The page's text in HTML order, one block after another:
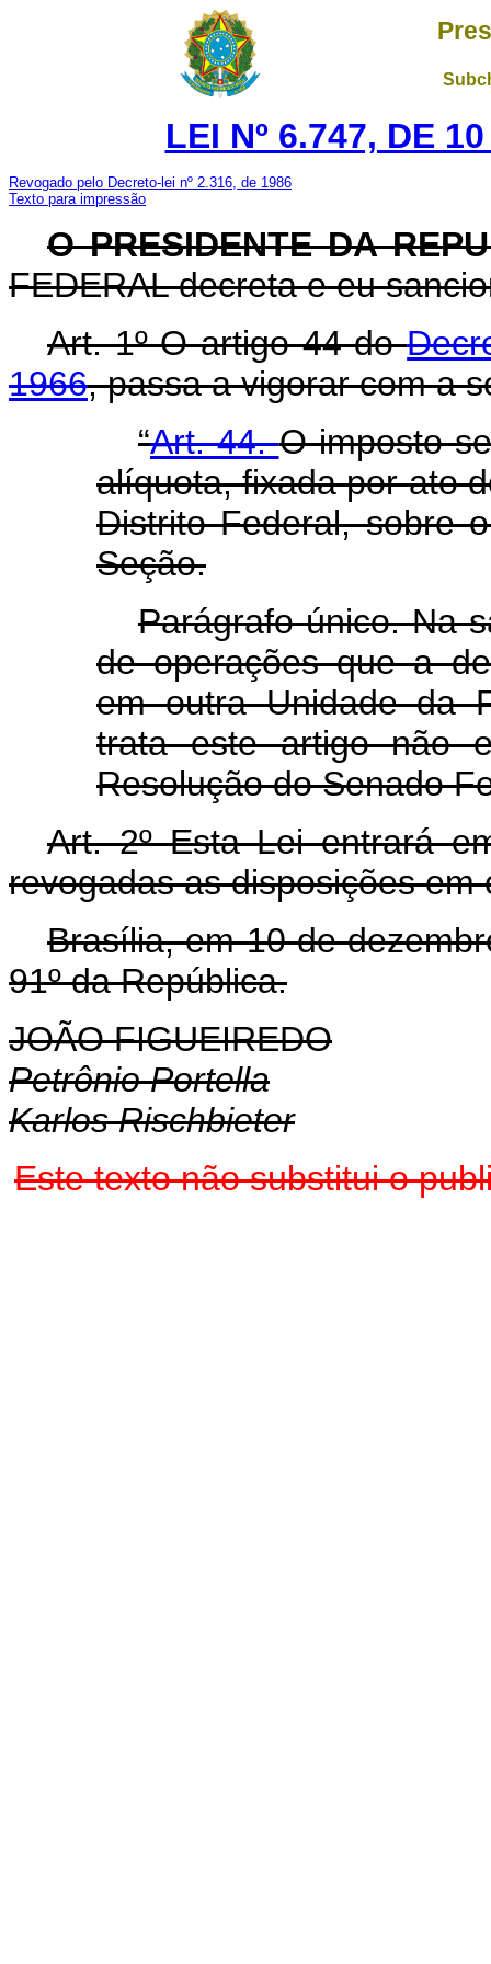
LEI Nº 6.747, DE
Revogado pelo Decreto-lei nº 2.316, de 1986
Texto para impressão
O PRESIDENTE DA
FEDERAL decreta e eu
Art. 1º O artigo 44 do
1966, passa a vigorar com a
“Art. 44.O imposto
alíquota, fixada por ato
Distrito Federal, sobre
Seção.
Parágrafo único. Na
de operações que a
em outra Unidade da
trata este artigo não
Resolução do Senado
Art. 2º Esta Lei entrará
revogadas as disposições em
Brasília, em 10 de
91º da República.
JOÃO FIGUEIREDO
Petrônio Portella
Karlos Rischbieter
Este texto não substitui o